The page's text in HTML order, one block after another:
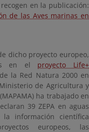
en la publicación:
de las Aves marinas en
dicho proyecto europeo,
en el proyecto Life+
la Red Natura 2000 en
de Agricultura y
ha trabajado en
39 ZEPA en aguas
información científica
europeos, las